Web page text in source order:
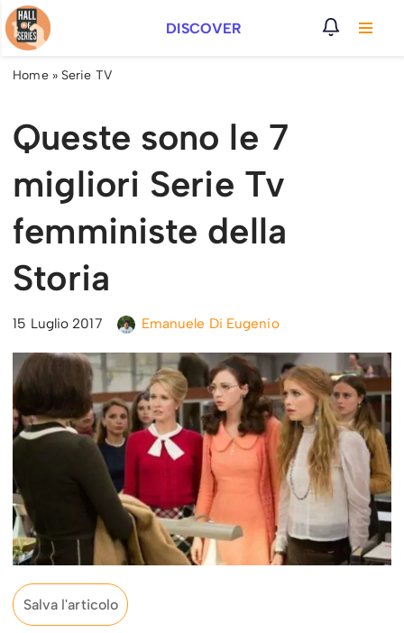
Vai
al
DISCOVER
Home» Serie TV
Queste sono le 7
migliori Serie Tv
femministe della
Storia
15 Luglio 2017 Emanuele Di Eugenio
Salva l'articolo